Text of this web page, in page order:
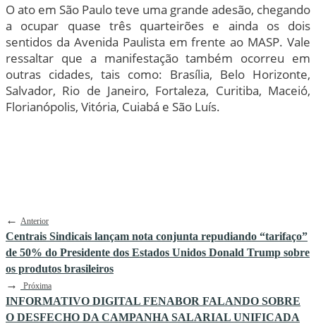
O ato em São Paulo teve uma grande adesão, chegando
a ocupar quase três quarteirões e ainda os dois
sentidos da Avenida Paulista em frente ao MASP. Vale
ressaltar que a manifestação também ocorreu em
outras cidades, tais como: Brasília, Belo Horizonte,
Salvador, Rio de Janeiro, Fortaleza, Curitiba, Maceió,
Florianópolis, Vitória, Cuiabá e São Luís.
← Anterior
Centrais Sindicais lançam nota conjunta repudiando “tarifaço”
de 50% do Presidente dos Estados Unidos Donald Trump sobre
os produtos brasileiros
→ Próxima
INFORMATIVO DIGITAL FENABOR FALANDO SOBRE
O DESFECHO DA CAMPANHA SALARIAL UNIFICADA